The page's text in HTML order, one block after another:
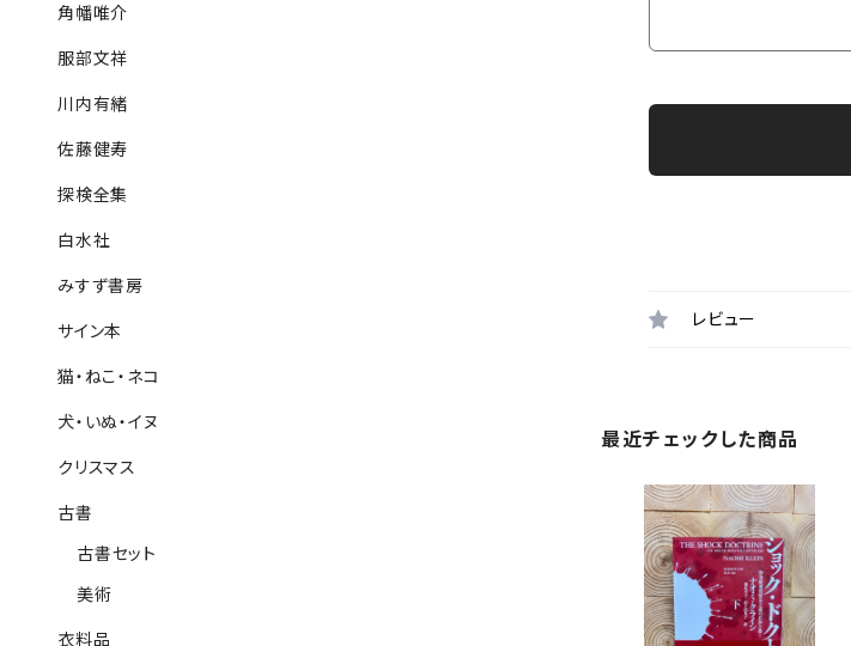
レビュー
最近チェックした商品
角幡唯介
服部文祥
川内有緒
佐藤健寿
探検全集
白水社
みすず書房
サイン本
猫・ねこ・ネコ
犬・いぬ・イヌ
クリスマス
古書
古書セット
美術
衣料品